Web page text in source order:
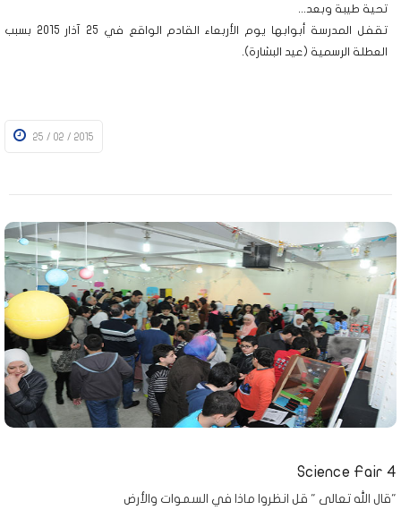
تحية طيبة وبعد...
تقفل المدرسة أبوابها يوم الأربعاء القادم الواقع في 25 آذار 2015 بسبب
العطلة الرسمية (عيد البشارة).
25 / 02 / 2015
Science Fair 4
قال الله تعالى " قل انظروا ماذا في السموات والأرض"